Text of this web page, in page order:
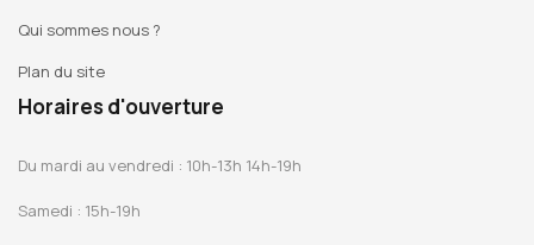
Qui sommes nous ?
Plan du site
Horaires d'ouverture
Du mardi au vendredi : 10h-13h 14h-19h
Samedi : 15h-19h